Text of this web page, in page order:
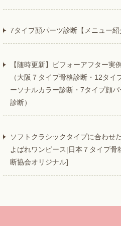
7タイプ顔パーツ診断【メニュー紹
【随時更新】ビフォーアフター実
（大阪７タイプ骨格診断・12タイ
ーソナルカラー診断・7タイプ顔パ
診断）
ソフトクラシックタイプに合わせ
よばれワンピース[日本７タイプ骨
断協会オリジナル]